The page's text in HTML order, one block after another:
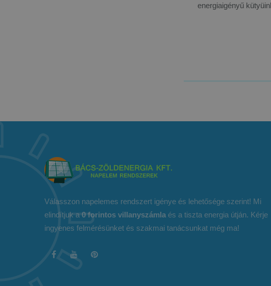
energiaigényű
Válasszon napelemes rendszert igénye és lehetősége szerint! Mi
elindítjuk a 0 forintos villanyszámla és a tiszta energia útján. Kérje
ingyenes felmérésünket és szakmai tanácsunkat még ma!